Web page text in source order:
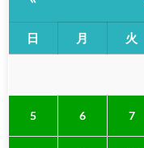
日 月 火
5 6 7